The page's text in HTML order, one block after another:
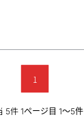
1
5件 1ページ目 1〜5件